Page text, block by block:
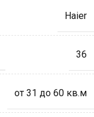
Haier
36
от 31 до 60 кв.м